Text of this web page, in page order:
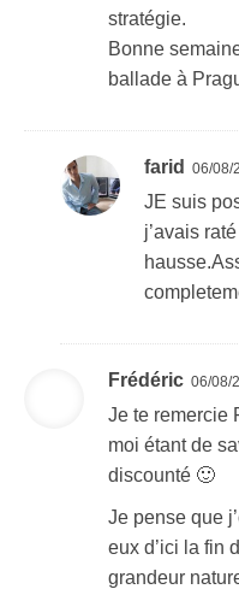
stratégie.
Bonne
ballade à
farid 06/08/
JE suis
j’avais
Frédéric 06/08/
Je te remercie
moi étant de
discounté 🙂
Je pense que
eux d’ici la fin
grandeur